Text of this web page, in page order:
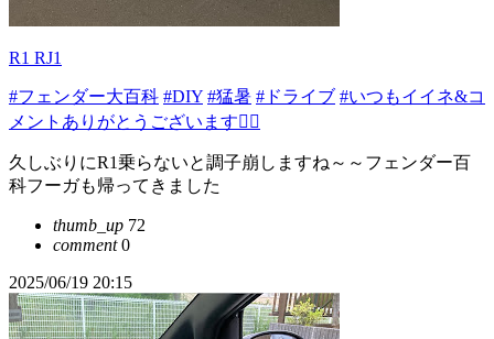
R1 RJ1
#フェンダー大百科 #DIY #猛暑 #ドライブ #いつもイイネ&コ
メントありがとうございます🙇‍♂️
久しぶりにR1乗らないと調子崩しますね～～フェンダー百
科フーガも帰ってきました
thumb_up 72
comment0
2025/06/19 20:15